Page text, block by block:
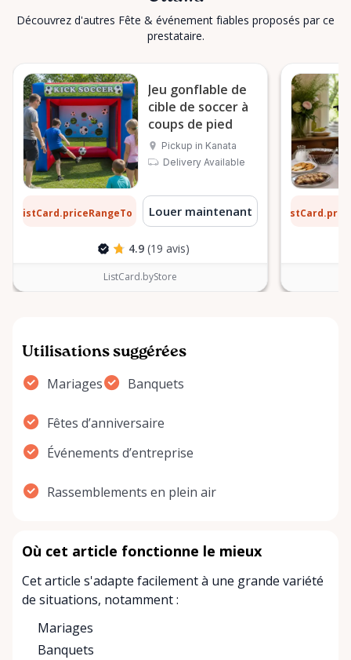
Découvrez d'autres Fête & événement fiables proposés par ce
prestataire.
Jeu gonflable de
cible de soccer à
coups de pied
Pickup in Kanata
Delivery Available
ListCard.priceRangeTo par jour
Louer maintenant
4.9 (19 avis)
ListCard.byStore
Utilisations suggérées
Mariages Banquets
Fêtes d’anniversaire
Événements d’entreprise
Rassemblements en plein air
Où cet article fonctionne le mieux
Cet article s'adapte facilement à une grande variété
de situations, notamment :
Mariages
Banquets